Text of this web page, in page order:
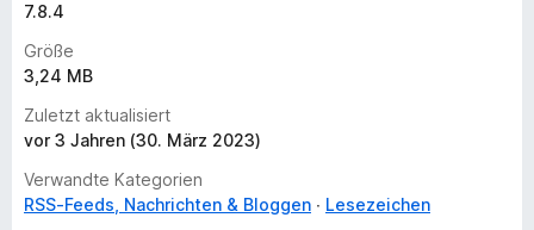
7.8.4
Größe
3,24 MB
Zuletzt aktualisiert
vor 3 Jahren (30. März 2023)
Verwandte Kategorien
RSS-Feeds, Nachrichten & Bloggen
Lesezeichen